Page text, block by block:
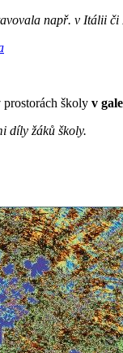
např. v Itálii či
prostorách školy v
díly žáků školy.